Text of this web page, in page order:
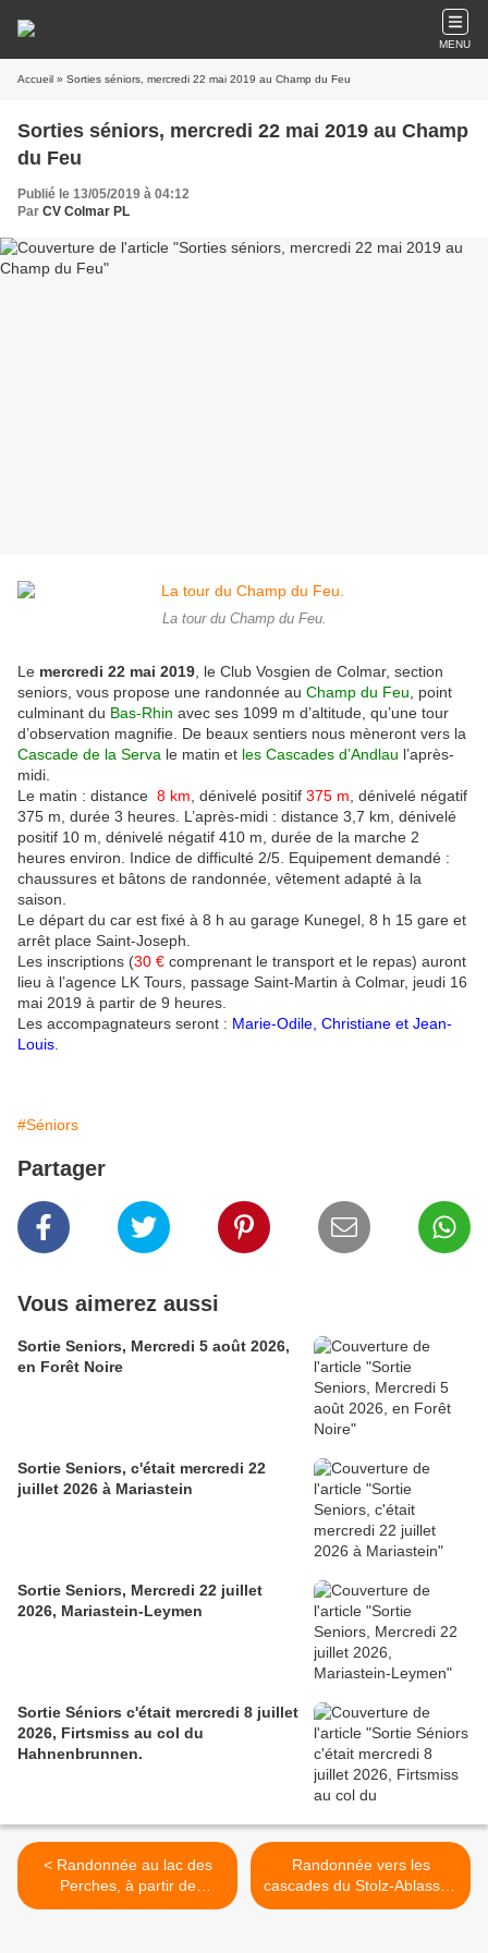
MENU
Accueil » Sorties séniors, mercredi 22 mai 2019 au Champ du Feu
Sorties séniors, mercredi 22 mai 2019 au Champ
du Feu
Publié le 13/05/2019 à 04:12
Par CV Colmar PL
La tour du Champ du Feu.
Le mercredi 22 mai 2019 , le Club Vosgien de Colmar, section
seniors, vous propose une randonnée au Champ du Feu , point
culminant du Bas-Rhin avec ses 1099 m d’altitude, qu’une tour
d’observation magnifie. De beaux sentiers nous mèneront vers la
Cascade de la Serva le matin et les Cascades d’Andlau l’après-
midi.
Le matin : distance 8 km , dénivelé positif 375 m , dénivelé négatif
375 m, durée 3 heures. L’après-midi : distance 3,7 km, dénivelé
positif 10 m, dénivelé négatif 410 m, durée de la marche 2
heures environ. Indice de difficulté 2/5. Equipement demandé :
chaussures et bâtons de randonnée, vêtement adapté à la
saison.
Le départ du car est fixé à 8 h au garage Kunegel, 8 h 15 gare et
arrêt place Saint-Joseph.
Les inscriptions (30 € comprenant le transport et le repas) auront
lieu à l’agence LK Tours, passage Saint-Martin à Colmar, jeudi 16
mai 2019 à partir de 9 heures.
Les accompagnateurs seront : Marie-Odile, Christiane et Jean-
Louis
#Séniors
Partager
Vous aimerez aussi
Sortie Seniors, Mercredi 5 août 2026,
en Forêt Noire
Sortie Seniors, c'était mercredi 22
juillet 2026 à Mariastein
Sortie Seniors, Mercredi 22 juillet
2026, Mariastein-Leymen
Sortie Séniors c'était mercredi 8 juillet
2026, Firtsmiss au col du
Hahnenbrunnen.
< Randonnée au lac des
Perches, à partir de
Rimbach - mercredi 15 mai
Randonnée vers les
cascades du Stolz-Ablass et
Frankental - mercredi 22